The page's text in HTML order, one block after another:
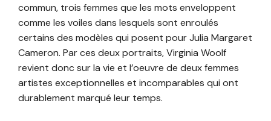
commun, trois femmes que les mots enveloppent
comme les voiles dans lesquels sont enroulés
certains des modèles qui posent pour Julia Margaret
Cameron. Par ces deux portraits, Virginia Woolf
revient donc sur la vie et l’oeuvre de deux femmes
artistes exceptionnelles et incomparables qui ont
durablement marqué leur temps.